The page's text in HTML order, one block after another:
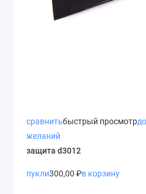
сравнитьбыстрый просмотр
желаний
защита d3012
пукли300,00 ₽в корзину